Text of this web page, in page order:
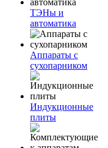
ТЭНы и
автоматика
Аппараты с
сухопарником
Индукционные
плиты